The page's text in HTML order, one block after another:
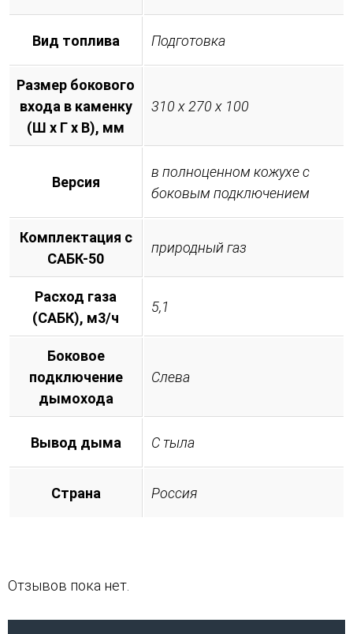
Вид топлива Подготовка
Размер бокового
входа в каменку
(Ш х Г х В), мм
310 х 270 х 100
Версия
в полноценном кожухе с
боковым подключением
Комплектация с
САБК-50
природный газ
Расход газа
(САБК), м3/ч
5,1
Боковое
подключение
дымохода
Слева
Вывод дыма С тыла
Страна Россия
Отзывов пока нет.